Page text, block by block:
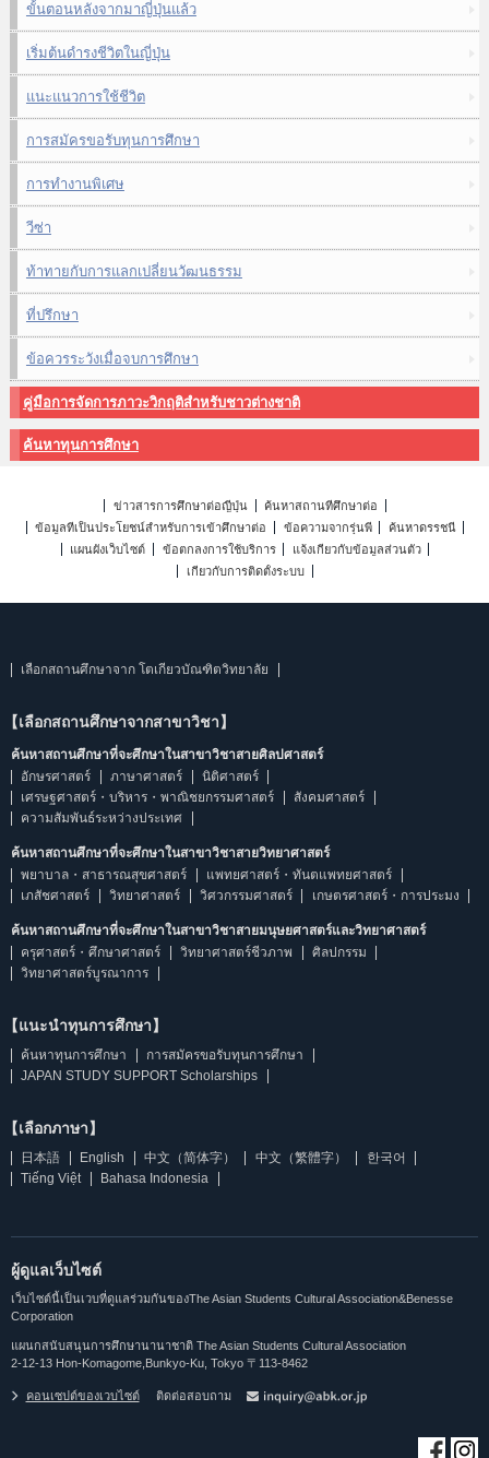
ขั้นตอนหลังจากมาญี่ปุ่นแล้ว
เริ่มต้นดำรงชีวิตในญี่ปุ่น
แนะแนวการใช้ชีวิต
การสมัครขอรับทุนการศึกษา
การทำงานพิเศษ
วีซ่า
ท้าทายกับการแลกเปลี่ยนวัฒนธรรม
ที่ปรึกษา
ข้อควรระวังเมื่อจบการศึกษา
คู่มือการจัดการภาวะวิกฤติสำหรับชาวต่างชาติ
ค้นหาทุนการศึกษา
ข่าวสารการศึกษาต่อญี่ปุ่น
ค้นหาสถานที่ศึกษาต่อ
ข้อมูลที่เป็นประโยชน์สำหรับการเข้าศึกษาต่อ
ข้อความจากรุ่นพี่
ค้นหาดรรชนี
แผนผังเว็บไซต์
ข้อตกลงการใช้บริการ
แจ้งเกี่ยวกับข้อมูลส่วนตัว
เกี่ยวกับการติดตั้งระบบ
เลือกสถานศึกษาจาก โตเกียวบัณฑิตวิทยาลัย
【เลือกสถานศึกษาจากสาขาวิชา】
ค้นหาสถานศึกษาที่จะศึกษาในสาขาวิชาสายศิลปศาสตร์
อักษรศาสตร์
ภาษาศาสตร์
นิติศาสตร์
เศรษฐศาสตร์・บริหาร・พาณิชยกรรมศาสตร์
สังคมศาสตร์
ความสัมพันธ์ระหว่างประเทศ
ค้นหาสถานศึกษาที่จะศึกษาในสาขาวิชาสายวิทยาศาสตร์
พยาบาล・สาธารณสุขศาสตร์
แพทยศาสตร์・ทันตแพทยศาสตร์
เภสัชศาสตร์
วิทยาศาสตร์ วิศวกรรมศาสตร์ เกษตรศาสตร์・การประมง
ค้นหาสถานศึกษาที่จะศึกษาในสาขาวิชาสายมนุษยศาสตร์และวิทยาศาสตร์
ครุศาสตร์・ศึกษาศาสตร์
วิทยาศาสตร์ชีวภาพ
ศิลปกรรม
วิทยาศาสตร์บูรณาการ
【แนะนำทุนการศึกษา】
ค้นหาทุนการศึกษา
การสมัครขอรับทุนการศึกษา
JAPAN STUDY SUPPORT Scholarships
【เลือกภาษา】
日本語 English 中文（简体字） 中文（繁體字）
한국어
Tiếng Việt
Bahasa Indonesia
ผู้ดูแลเว็บไซต์
เว็บไซต์นี้เป็นเวบที่ดูแลร่วมกันของThe Asian Students Cultural Association&Benesse
Corporation
แผนกสนับสนุนการศึกษานานาชาติ The Asian Students Cultural Association
2-12-13 Hon-Komagome,Bunkyo-Ku, Tokyo 〒113-8462
คอนเซปต์ของเวบไซต์ ติดต่อสอบถาม